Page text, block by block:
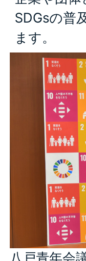
SDGsの普
ます。